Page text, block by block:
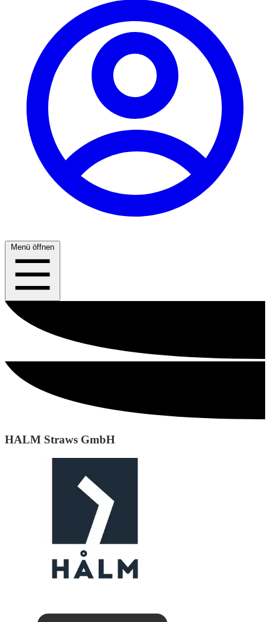
Menü öffnen
HALM Straws GmbH